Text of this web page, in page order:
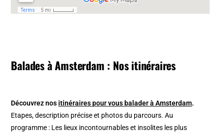
Balades à Amsterdam : Nos itinéraires
Découvrez nos itinéraires pour vous balader à Amsterdam.
Etapes, description précise et photos du parcours. Au
programme : Les lieux incontournables et insolites les plus